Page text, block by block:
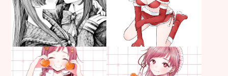
お仕事
ペン画／原画
制作年：2025年
お仕事
制作年：2025年